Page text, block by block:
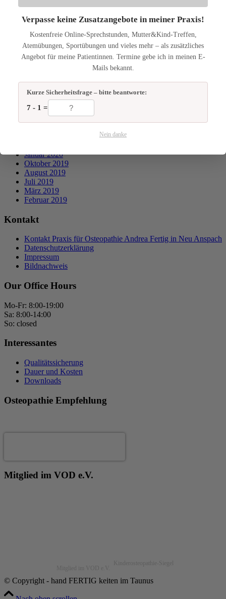
Juni 2025
Mai 2025
April 2025
November 2024
März 2024
Februar 2024
Januar 2024
Juni 2023
Februar 2021
November 2020
August 2020
Juli 2020
Januar 2020
Oktober 2019
August 2019
Juli 2019
März 2019
Februar 2019
Kontakt
Kontakt Praxis für Osteopathie Andrea Fertig in Neu Anspach
Datenschutzerklärung
Impressum
Bildnachweis
Our Office Hours
Mo-Fr: 8:00-19:00
Sa: 8:00-14:00
So: closed
Interessantes
Qualitätssicherung
Dauer und Kosten
Downloads
Osteopathie Empfehlung
Mitglied im VOD e.V.
© Copyright - hand FERTIG keiten im Taunus
Verpasse keine Zusatzangebote in meiner Praxis!
Kostenfreie Online-Sprechstunden, Mutter&Kind-Treffen,
Atemübungen, Sportübungen und vieles mehr – als zusätzliches
Angebot für meine Patientinnen. Termine gebe ich in meinen E-
Mails bekannt.
Kurze Sicherheitsfrage – bitte beantworte:
7 - 1 =
Nein danke